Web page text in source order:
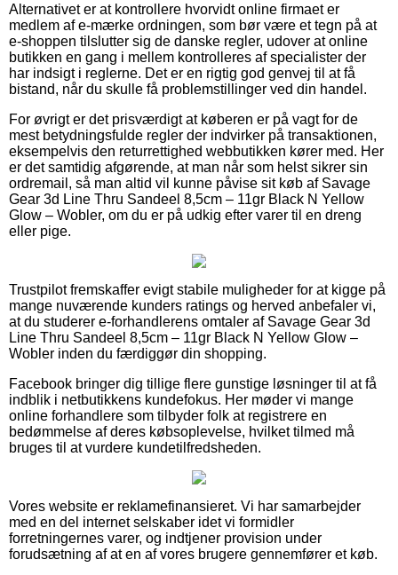
Alternativet er at kontrollere hvorvidt online firmaet er
medlem af e-mærke ordningen, som bør være et tegn på at
e-shoppen tilslutter sig de danske regler, udover at online
butikken en gang i mellem kontrolleres af specialister der
har indsigt i reglerne. Det er en rigtig god genvej til at få
bistand, når du skulle få problemstillinger ved din handel.
For øvrigt er det prisværdigt at køberen er på vagt for de
mest betydningsfulde regler der indvirker på transaktionen,
eksempelvis den returrettighed webbutikken kører med. Her
er det samtidig afgørende, at man når som helst sikrer sin
ordremail, så man altid vil kunne påvise sit køb af Savage
Gear 3d Line Thru Sandeel 8,5cm – 11gr Black N Yellow
Glow – Wobler, om du er på udkig efter varer til en dreng
eller pige.
Trustpilot fremskaffer evigt stabile muligheder for at kigge på
mange nuværende kunders ratings og herved anbefaler vi,
at du studerer e-forhandlerens omtaler af Savage Gear 3d
Line Thru Sandeel 8,5cm – 11gr Black N Yellow Glow –
Wobler inden du færdiggør din shopping.
Facebook bringer dig tillige flere gunstige løsninger til at få
indblik i netbutikkens kundefokus. Her møder vi mange
online forhandlere som tilbyder folk at registrere en
bedømmelse af deres købsoplevelse, hvilket tilmed må
bruges til at vurdere kundetilfredsheden.
Vores website er reklamefinansieret. Vi har samarbejder
med en del internet selskaber idet vi formidler
forretningernes varer, og indtjener provision under
forudsætning af at en af vores brugere gennemfører et køb.